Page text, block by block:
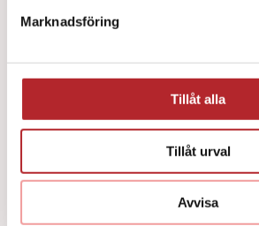
Marknadsföring
Tillåt alla
Tillåt urval
Avvisa
Pulsoximeter Nonin PalmSAT
Vuxen